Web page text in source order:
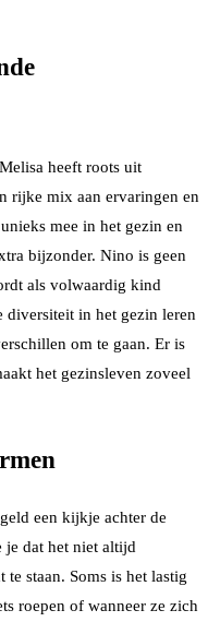
heeft roots uit
rijke mix aan ervaringen en
mee in het gezin en
bijzonder. Nino is geen
als volwaardig kind
diversiteit in het gezin leren
om te gaan. Er is
het gezinsleven zoveel
een kijkje achter de
dat het niet altijd
staan. Soms is het lastig
roepen of wanneer ze zich